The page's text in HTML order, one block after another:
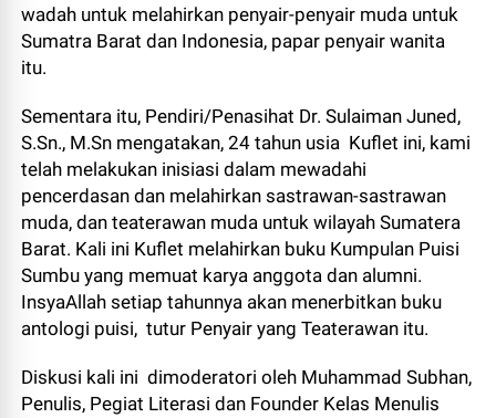
wadah untuk melahirkan penyair-penyair muda untuk
Sumatra Barat dan Indonesia, papar penyair wanita
itu.
Sementara itu, Pendiri/Penasihat Dr. Sulaiman Juned,
S.Sn., M.Sn mengatakan, 24 tahun usia Kuflet ini, kami
telah melakukan inisiasi dalam mewadahi
pencerdasan dan melahirkan sastrawan-sastrawan
muda, dan teaterawan muda untuk wilayah Sumatera
Barat. Kali ini Kuflet melahirkan buku Kumpulan Puisi
Sumbu yang memuat karya anggota dan alumni.
InsyaAllah setiap tahunnya akan menerbitkan buku
antologi puisi, tutur Penyair yang Teaterawan itu.
Diskusi kali ini dimoderatori oleh Muhammad Subhan,
Penulis, Pegiat Literasi dan Founder Kelas Menulis